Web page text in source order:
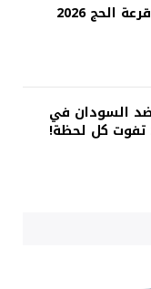
الاستعلام عن نتيجة قرعة الحج 2026
ضد السودان في
تفوت كل لحظة!